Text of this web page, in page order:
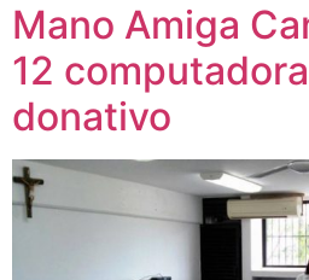
Mano Amiga
12
donativo